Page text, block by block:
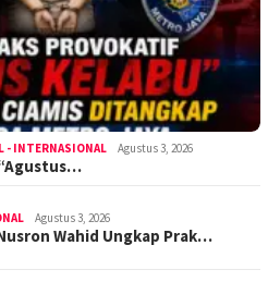
- INTERNASIONAL Agustus 3, 2026
Agustus 3, 2026
Wahid Ungkap Prak…